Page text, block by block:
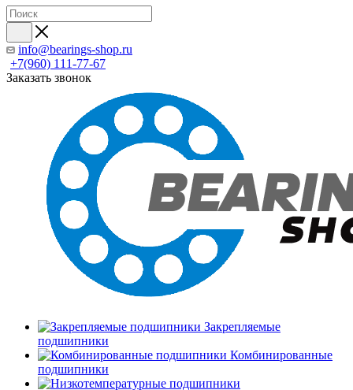
info@bearings-shop.ru
+7(960) 111-77-67
Заказать звонок
Закрепляемые
подшипники
Комбинированные
подшипники